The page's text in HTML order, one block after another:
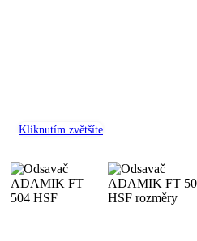
Kliknutím zvětšíte